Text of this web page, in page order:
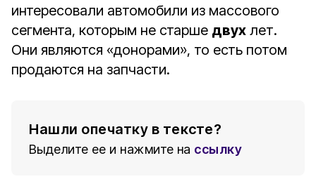
интересовали автомобили из массового
сегмента, которым не старше двух лет.
Они являются «донорами», то есть потом
продаются на запчасти.
Нашли опечатку в тексте?
Выделите ее и нажмите на ссылку